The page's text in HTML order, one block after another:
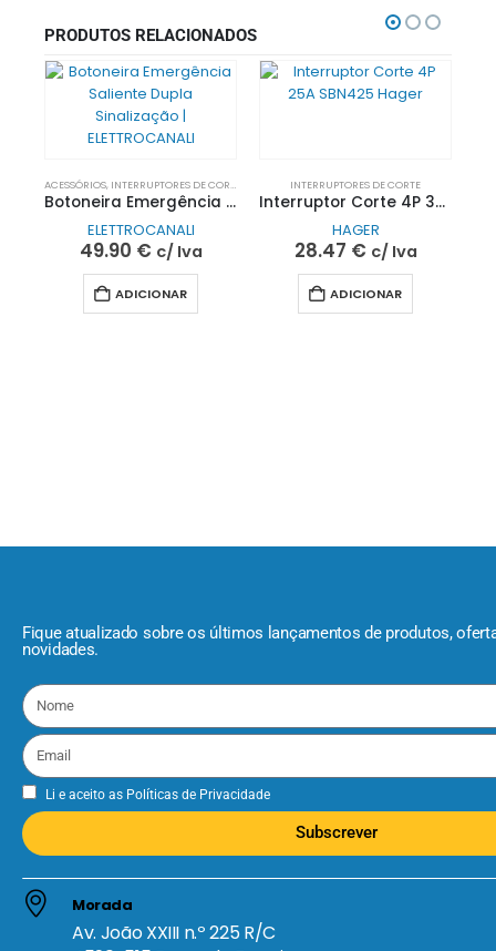
PRODUTOS RELACIONADOS
ACESSÓRIOS, INTERRUPTORES DE CORTE PROTEÇÃO EV
Botoneira Emergência Saliente Dupla Sinalização | ELETTROCANALI
ELETTROCANALI
49.90 € c/ Iva
ADICIONAR
INTERRUPTORES DE CORTE
Interruptor Corte 4P 32A SBN432 | Hager
HAGER
28.47 € c/ Iva
ADICIONAR
Fique atualizado sobre os últimos lançamentos de produtos,
novidades.
Li e aceito as Políticas de Privacidade
Subscrever
Morada
Av. João XXIII n.º 225 R/C